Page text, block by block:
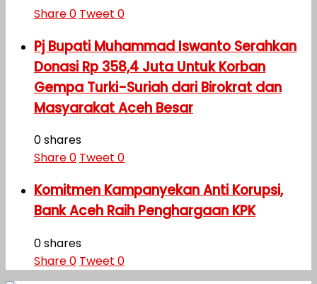
Share0 Tweet 0
Pj Bupati Muhammad Iswanto Serahkan
Donasi Rp 358,4 Juta Untuk Korban
Gempa Turki-Suriah dari Birokrat dan
Masyarakat Aceh Besar
0 shares
Share0 Tweet 0
Komitmen Kampanyekan Anti Korupsi,
Bank Aceh Raih Penghargaan KPK
0 shares
Share0 Tweet 0